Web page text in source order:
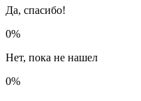
Да, спасибо!
0%
Нет, пока не нашел
0%